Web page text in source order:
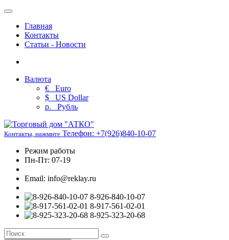
Главная
Контакты
Статьи - Новости
Валюта
€ Euro
$ US Dollar
р. Рубль
Контакты, нажмите Телефон: +7(926)840-10-07
Режим работы
Пн-Пт: 07-19
Email: info@reklay.ru
8-926-840-10-07
8-917-561-02-01
8-925-323-20-68